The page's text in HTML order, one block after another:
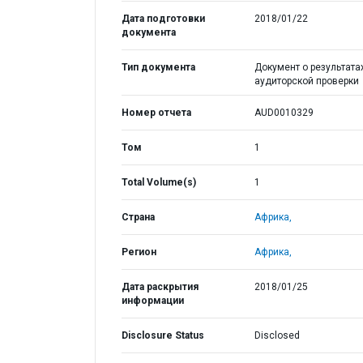
Дата подготовки
документа
2018/01/22
Тип документа
Документ о
аудиторской проверки
Номер отчета AUD0010329
Том 1
Total Volume(s) 1
Страна Африка,
Регион Африка,
Дата раскрытия
информации
2018/01/25
Disclosure Status Disclosed